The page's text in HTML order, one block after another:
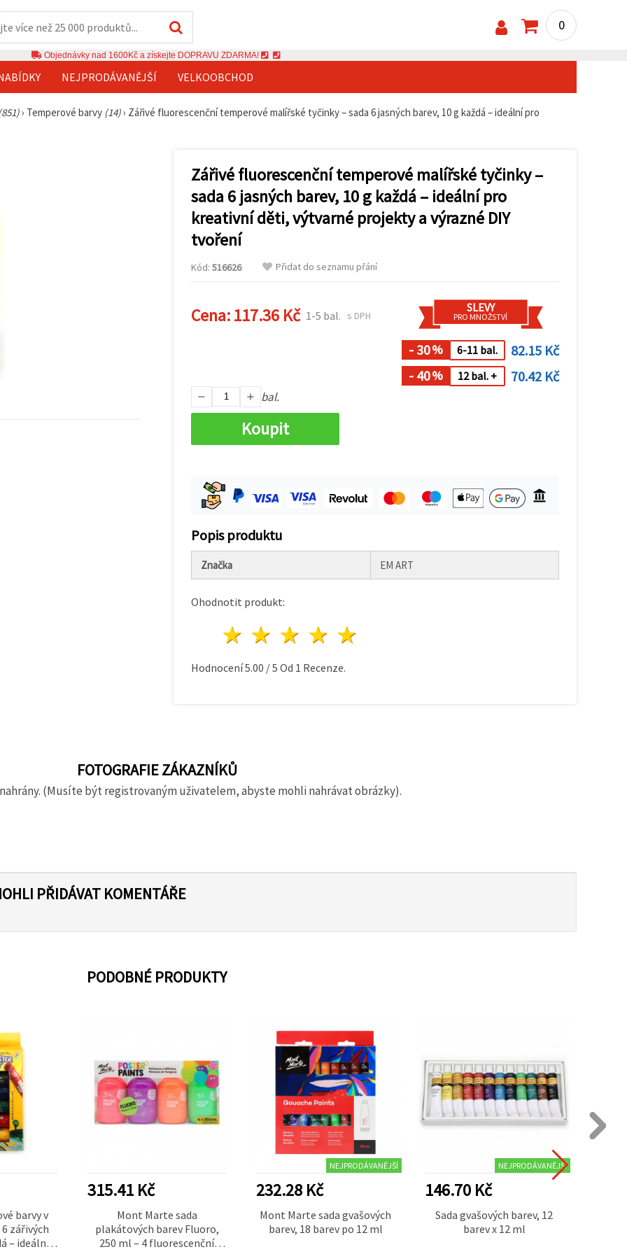
0
Objednávky nad 1600Kč a získejte DOPRAVU ZDARMA!
NEJPRODÁVANĚJŠÍ VELKOOBCHOD
(851)› Temperové barvy (14)› Zářivé fluorescenční temperové malířské tyčinky – sada 6 jasných barev, 10 g každá – ideální pro
Zářivé fluorescenční temperové malířské tyčinky –
sada 6 jasných barev, 10 g každá – ideální pro
kreativní děti, výtvarné projekty a výrazné DIY
tvoření
Kód: 516626 Přidat do seznamu přání
Cena:117.36 Kč 1-5 bal. s DPH
SLEVY
PRO MNOŽSTVÍ
- 30% 6-11 bal.
82.15 Kč
- 40% 12 bal. + 70.42 Kč
bal.
Koupit
Popis produktu
Značka EM ART
Ohodnotit produkt:
4 hvězdy
3 hvězdy
2 hvězdy
1 hvězda
Hodnocení5.00 /5 Od 1 Recenze.
FOTOGRAFIE ZÁKAZNÍKŮ
(Musíte být registrovaným uživatelem, abyste mohli nahrávat obrázky).
PŘIDÁVAT KOMENTÁŘE
PODOBNÉ PRODUKTY
barvy v
zářivých
– ideální
315.41 Kč
Mont Marte sada
plakátových barev Fluoro,
250 ml – 4 fluorescenční
NEJPRODÁVANĚJŠÍ
232.28 Kč
Mont Marte sada gvašových
barev, 18 barev po 12 ml
NEJPRODÁVANĚJŠÍ
146.70 Kč
Sada gvašových barev, 12
barev x 12 ml